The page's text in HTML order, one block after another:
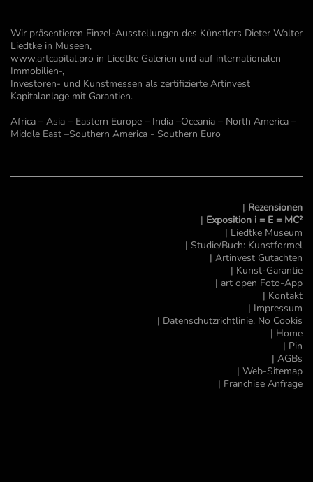
Wir präsentieren Einzel-Ausstellungen des Künstlers Dieter Walter
Liedtke in Museen,
www.artcapital.pro in Liedtke Galerien und auf internationalen
Immobilien-,
Investoren- und Kunstmessen als zertifizierte Artinvest
Kapitalanlage mit Garantien.
Africa – Asia – Eastern Europe – India –Oceania – North America –
Middle East –Southern America - Southern Euro
| Rezensionen
| Exposition i = E = MC²
| Liedtke Museum
| Studie/Buch: Kunstformel
| Artinvest Gutachten
| Kunst-Garantie
| art open Foto-App
| Kontakt
| Impressum
| Datenschutzrichtlinie. No Cookis
| Home
| Pin
| AGBs
| Web-Sitemap
| Franchise Anfrage